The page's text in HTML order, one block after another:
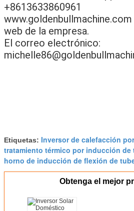
+8613633860961
web de la empresa.
El correo electrónico:
Etiquetas: Inversor de calefacción
tratamiento térmico por inducción de
horno de inducción de flexión de
Obtenga el mejor